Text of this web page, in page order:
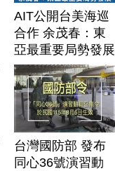
AIT公開台美海巡
合作 余茂春：東
亞最重要局勢發展
台灣國防部 發布
同心36號演習動